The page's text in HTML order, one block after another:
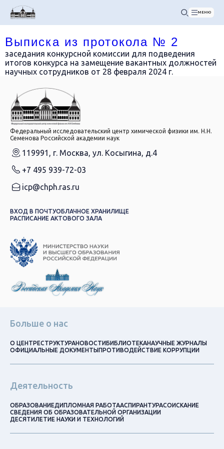
МЕНЮ
Выписка из протокола № 2
заседания конкурсной комиссии для подведения
итогов конкурса на замещение вакантных должностей
научных сотрудников от 28 февраля 2024 г.
Федеральный исследовательский центр химической физики им. Н.Н.
Семенова Российской академии наук
119991, г. Москва, ул. Косыгина, д.4
+7 495 939-72-03
icp@chph.ras.ru
ВХОД В ПОЧТУОБЛАЧНОЕ ХРАНИЛИЩЕ
РАСПИСАНИЕ АКТОВОГО ЗАЛА
Больше о нас
О ЦЕНТРЕСТРУКТУРАНОВОСТИБИБЛИОТЕКАНАУЧНЫЕ ЖУРНАЛЫ
ОФИЦИАЛЬНЫЕ ДОКУМЕНТЫПРОТИВОДЕЙСТВИЕ КОРРУПЦИИ
Деятельность
ОБРАЗОВАНИЕДИПЛОМНАЯ РАБОТААСПИРАНТУРАСОИСКАНИЕ
СВЕДЕНИЯ ОБ ОБРАЗОВАТЕЛЬНОЙ ОРГАНИЗАЦИИ
ДЕСЯТИЛЕТИЕ НАУКИ И ТЕХНОЛОГИЙ